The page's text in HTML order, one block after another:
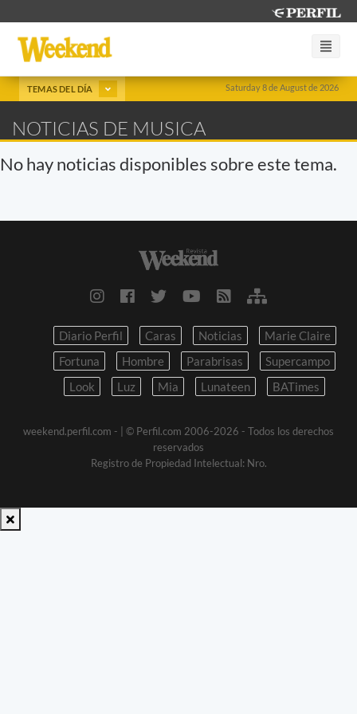
Saturday 8 de August de 2026
TEMAS DEL DÍA
NOTICIAS DE MUSICA
No hay noticias disponibles sobre este tema.
Diario Perfil Caras Noticias
Marie Claire
Fortuna
Hombre Parabrisas
Supercampo
Look
Luz Mia Lunateen BATimes
weekend.perfil.com -
| © Perfil.com 2006-2026 - Todos los derechos
reservados
Registro de Propiedad Intelectual: Nro.